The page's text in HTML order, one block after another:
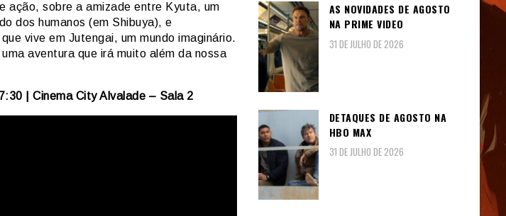
ação, sobre a amizade entre Kyuta, um
dos humanos (em Shibuya), e
vive em Jutengai, um mundo imaginário.
aventura que irá muito além da nossa
| Cinema City Alvalade – Sala 2
AS NOVIDADES DE AGOSTO
NA PRIME VIDEO
31 DE JULHO DE 2026
DETAQUES DE AGOSTO NA
HBO MAX
31 DE JULHO DE 2026